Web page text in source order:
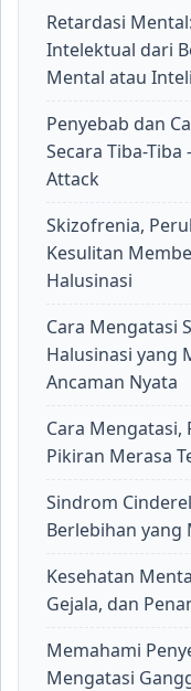
Retardasi
Intelektual dari
Mental atau
Penyebab dan
Secara Tiba-
Attack
Skizofrenia,
Kesulitan
Halusinasi
Cara Mengatasi
Halusinasi yang
Ancaman Nyata
Cara Mengatasi,
Pikiran Merasa
Sindrom
Berlebihan
Kesehatan
Gejala, dan
Memahami
Mengatasi